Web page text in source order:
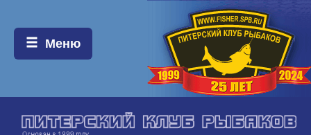
Меню:
Меню